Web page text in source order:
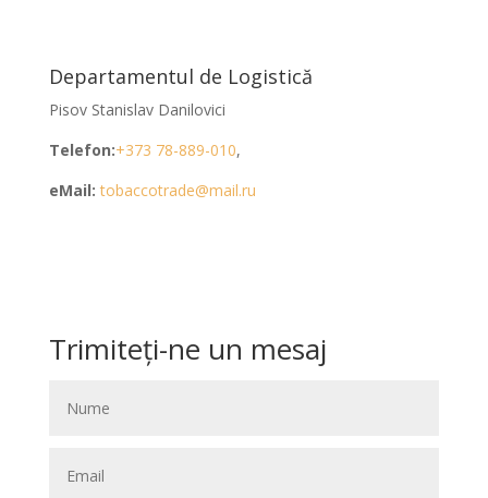
Departamentul de Logistică
Pisov Stanislav Danilovici
Telefon:+373 78-889-010,
eMail:tobaccotrade@mail.ru
Trimiteți-ne un mesaj